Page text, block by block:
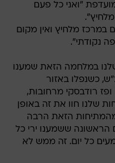
"ואני כל פעם
במרכז מלחיץ ואין מקום
נקודתי".
במלחמה הזאת שמענו
כשנפלו באזור
ופז רודבסקי מרחובות,
שלנו חוו את זה באופן
מהמתיחות הזאת הרבה
הראשונה ששמענו ירי כל
כל יום. זה ממש לא